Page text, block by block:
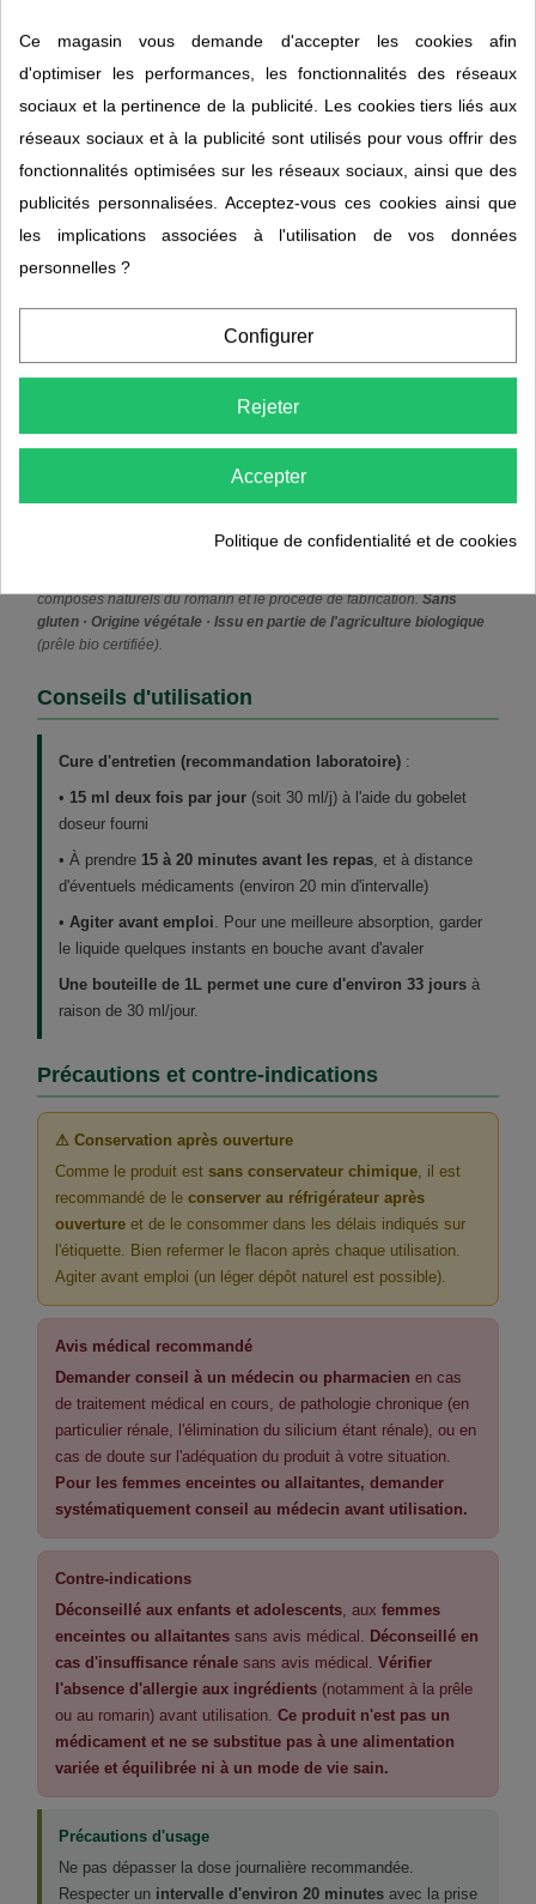
dénomination
G7a remplacé G5 en 2024 dans le cadre de
l'unification de la gamme Silicium España Laboratorios.
Quantité
Eau purifiée Excipient principal
Acide silicique
Silicium élémentaire (apport)
L.) — bio
Présent
Teneur totale en silicium élémentaire : environ 360 mg par litre .
Aucun
composés naturels du romarin et le procédé de fabrication.Sans
gluten · Origine végétale · Issu en partie de l'agriculture biologique
(prêle bio certifiée).
Conseils d'utilisation
Cure d'entretien (recommandation laboratoire) :
• 15 ml deux fois par jour (soit 30 ml/j) à l'aide du gobelet
doseur fourni
• À prendre 15 à 20 minutes avant les repas , et à distance
d'éventuels médicaments (environ 20 min d'intervalle)
• Agiter avant emploi . Pour une meilleure absorption, garder
le liquide quelques instants en bouche avant d'avaler
Une bouteille de 1L permet une cure d'environ 33 jours à
raison de 30 ml/jour.
Précautions et contre-indications
⚠ Conservation après ouverture
Comme le produit est sans conservateur chimique , il est
recommandé de le conserver au réfrigérateur après
ouverture et de le consommer dans les délais indiqués sur
l'étiquette. Bien refermer le flacon après chaque utilisation.
Agiter avant emploi (un léger dépôt naturel est possible).
Avis médical recommandé
Demander conseil à un médecin ou pharmacien en cas
de traitement médical en cours, de pathologie chronique (en
particulier rénale, l'élimination du silicium étant rénale), ou en
cas de doute sur l'adéquation du produit à votre situation.
Pour les femmes enceintes ou allaitantes, demander
systématiquement conseil au médecin avant utilisation.
Contre-indications
Déconseillé aux enfants et adolescents , aux femmes
enceintes ou allaitantes sans avis médical. Déconseillé en
cas d'insuffisance rénale sans avis médical. Vérifier
l'absence d'allergie aux ingrédients (notamment à la prêle
ou au romarin) avant utilisation. Ce produit n'est pas un
médicament et ne se substitue pas à une alimentation
variée et équilibrée ni à un mode de vie sain.
Précautions d'usage
Ne pas dépasser la dose journalière recommandée.
Respecter un intervalle d'environ 20 minutes avec la prise
Ce magasin vous demande d'accepter les cookies afin
d'optimiser les performances, les fonctionnalités des réseaux
sociaux et la pertinence de la publicité. Les cookies tiers liés aux
réseaux sociaux et à la publicité sont utilisés pour vous offrir des
fonctionnalités optimisées sur les réseaux sociaux, ainsi que des
publicités personnalisées. Acceptez-vous ces cookies ainsi que
les implications associées à l'utilisation de vos données
personnelles ?
Configurer
Rejeter
Accepter
Politique de confidentialité et de cookies